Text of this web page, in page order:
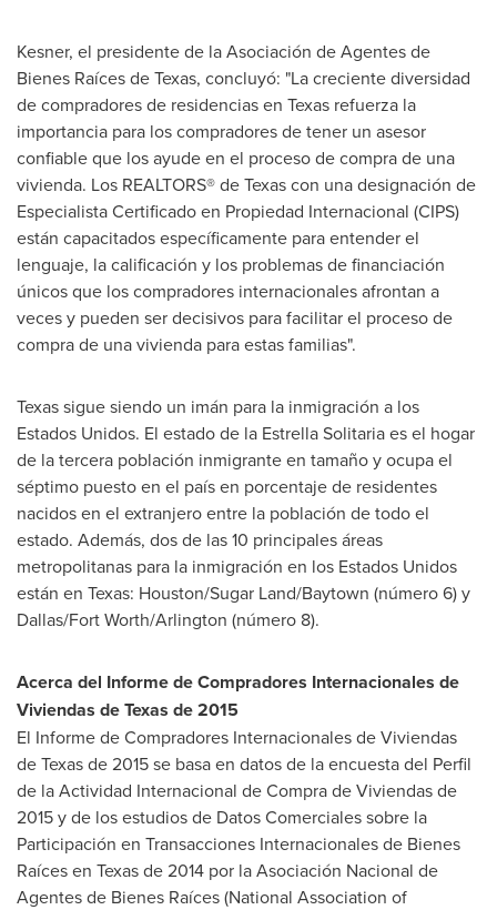
Kesner, el presidente de la Asociación de Agentes de
Bienes Raíces de Texas, concluyó: "La creciente diversidad
de compradores de residencias en Texas refuerza la
importancia para los compradores de tener un asesor
confiable que los ayude en el proceso de compra de una
vivienda. Los REALTORS® deTexascon una designación de
Especialista Certificado en Propiedad Internacional (CIPS)
están capacitados específicamente para entender el
lenguaje, la calificación y los problemas de financiación
únicos que los compradores internacionales afrontan a
veces y pueden ser decisivos para facilitar el proceso de
compra de una vivienda para estas familias".
Texassigue siendo un imán para la inmigración a los
Estados Unidos. El estado de la Estrella Solitariaes el hogar
de la tercera población inmigrante en tamaño y ocupa el
séptimo puesto en el país en porcentaje de residentes
nacidos en el extranjero entre la población de todo el
estado. Además, dos de las 10 principales áreas
metropolitanas para la inmigración en los Estados Unidos
están en Texas: Houston/Sugar Land/Baytown (número 6) y
Dallas/Fort Worth/Arlington (número 8).
Acerca del Informe de Compradores Internacionales de
Viviendas deTexas de 2015
El Informe de Compradores Internacionales de Viviendas
deTexasde 2015 se basa en datos de la encuesta del Perfil
de la Actividad Internacional de Compra de Viviendas de
2015 y de los estudios de Datos Comerciales sobre la
Participación en Transacciones Internacionales de Bienes
Raíces en Texasde 2014 por la Asociación Nacional de
Agentes de Bienes Raíces (National Association of